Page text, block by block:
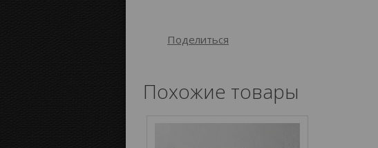
Поделиться
Похожие товары